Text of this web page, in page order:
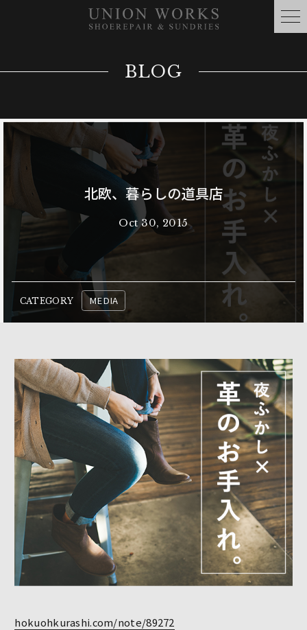
BLOG
北欧、暮らしの道具店
Oct 30, 2015
CATEGORY MEDIA
hokuohkurashi.com/note/89272